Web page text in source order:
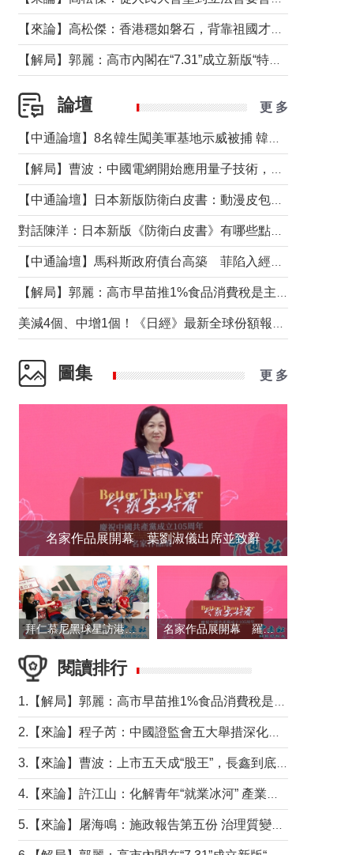
論壇 更 多
圖集 更 多
名家作品展開幕 葉劉淑儀出席並致辭
拜仁慕尼黑球星訪港 與球迷近距離互動 名家作品展開幕 羅淑佩出席並致辭
閱讀排行